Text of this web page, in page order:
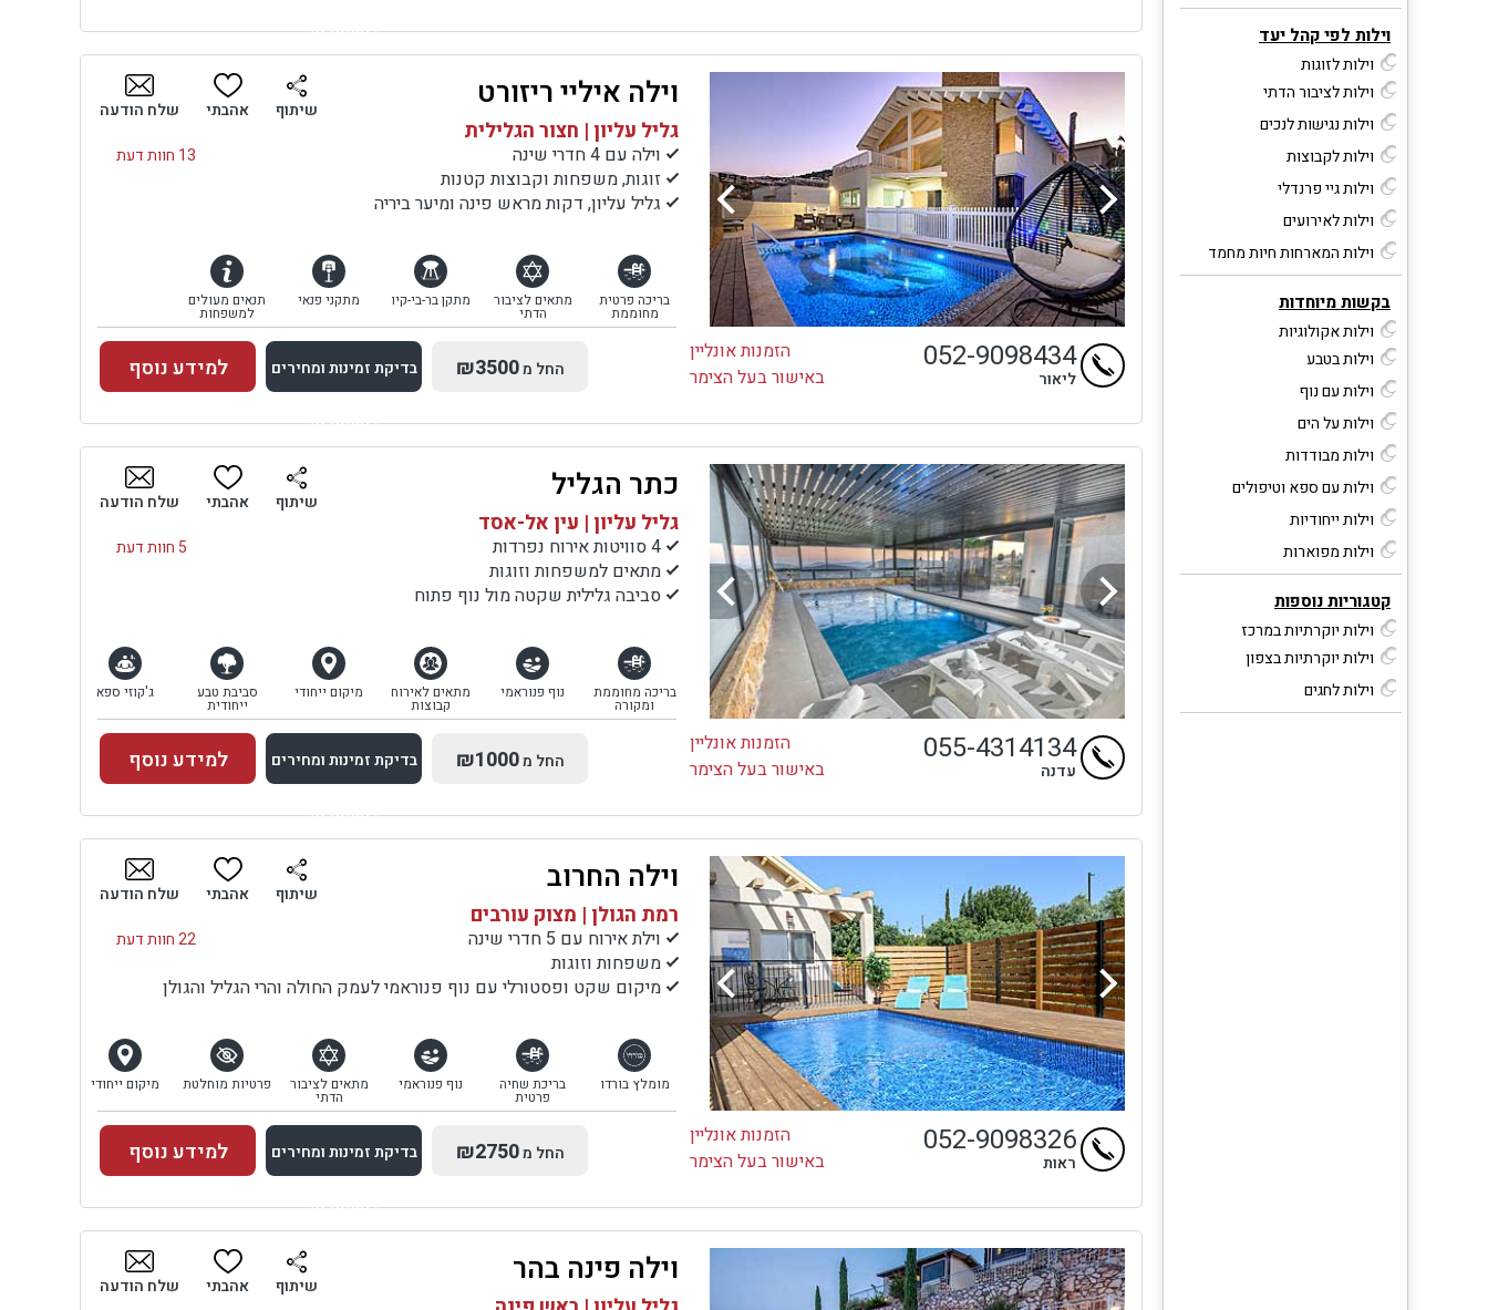
וילות לפי קהל יעד
וילות לזוגות
וילות לציבור הדתי
וילות נגישות לנכים
וילות לקבוצות
וילות גיי פרנדלי
וילות לאירועים
וילות המארחות חיות מחמד
בקשות מיוחדות
וילות אקולוגיות
וילות בטבע
וילות עם נוף
וילות על הים
וילות מבודדות
וילות עם ספא וטיפולים
וילות ייחודיות
וילות מפוארות
קטגוריות נוספות
וילות יוקרתיות במרכז
וילות יוקרתיות בצפון
וילות לחגים
למתחם זה
בדיקת זמינות ומחירים וילה איליי ריזורט
גליל עליון | חצור הגלילית
13 חוות דעת
וילה עם 4 חדרי שינה
זוגות, משפחות וקבוצות קטנות
גליל עליון, דקות מראש פינה ומיער ביריה
שיתוף אהבתי שלח הודעה
בריכה פרטית
מחוממת
מתאים לציבור
הדתי
מתקן בר-בי-קיו מתקני פנאי תנאים מעולים
למשפחות
הזמנות אונליין
באישור בעל הצימר
052-9098434
ליאור החל מ₪3500 בדיקת זמינות ומחירים
למתחם זה
בדיקת זמינות ומחירים
למידע נוסף
כתר הגליל
גליל עליון | עין אל-אסד
5 חוות דעת
4 סוויטות אירוח נפרדות
מתאים למשפחות וזוגות
סביבה גלילית שקטה מול נוף פתוח
שיתוף אהבתי שלח הודעה
בריכה מחוממת
ומקורה
נוף פנוראמי מתאים לאירוח
קבוצות
מיקום ייחודי סביבת טבע
ייחודית
ג'קוזי ספא
הזמנות אונליין
באישור בעל הצימר
055-4314134
עדנה החל מ₪1000 בדיקת זמינות ומחירים
למתחם זה
בדיקת זמינות ומחירים
למידע נוסף
וילה החרוב
רמת הגולן | מצוק עורבים
22 חוות דעת
וילת אירוח עם 5 חדרי שינה
משפחות וזוגות
מיקום שקט ופסטורלי עם נוף פנוראמי לעמק החולה והרי הגליל והגולן
שיתוף אהבתי שלח הודעה
מומלץ בורדו בריכת שחיה
פרטית
נוף פנוראמי מתאים לציבור
הדתי
פרטיות מוחלטת מיקום ייחודי
הזמנות אונליין
באישור בעל הצימר
052-9098326
ראות החל מ₪2750 בדיקת זמינות ומחירים
למתחם זה
בדיקת זמינות ומחירים
למידע נוסף
וילה פינה בהר שיתוף אהבתי שלח הודעה